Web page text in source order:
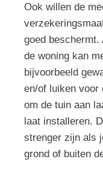
Ook willen de
goed
de woning kan
bijvoorbeeld
en/of luiken voor
om de tuin aan
laat installeren.
strenger zijn als
grond of buiten